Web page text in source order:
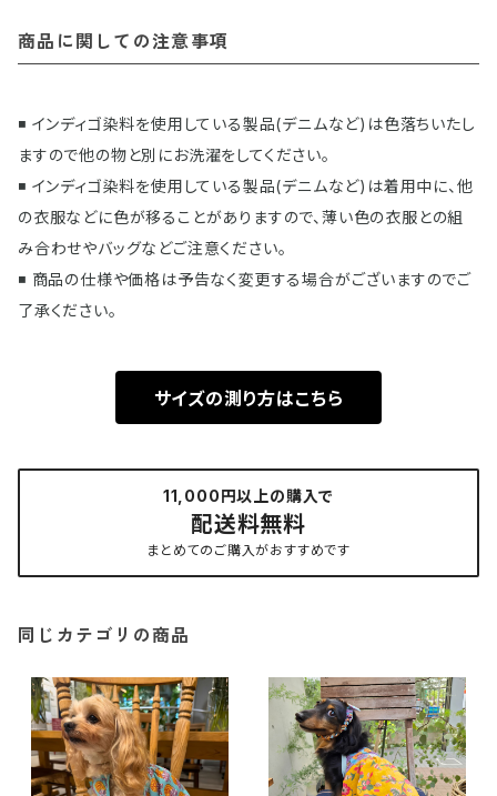
商品に関しての注意事項
◾️ インディゴ染料を使用している製品(デニムなど)は色落ちいたし
ますので他の物と別にお洗濯をしてください。
◾️ インディゴ染料を使用している製品(デニムなど)は着用中に、他
の衣服などに色が移ることがありますので、薄い色の衣服との組
み合わせやバッグなどご注意ください。
◾️ 商品の仕様や価格は予告なく変更する場合がございますのでご
了承ください。
サイズの測り方はこちら
11,000円以上の購入で
配送料無料
まとめてのご購入がおすすめです
同じカテゴリの商品